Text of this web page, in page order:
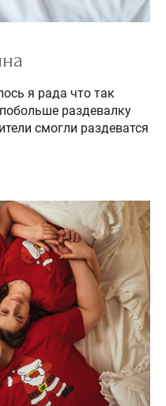
я рада что так
раздевалку
смогли раздеватся